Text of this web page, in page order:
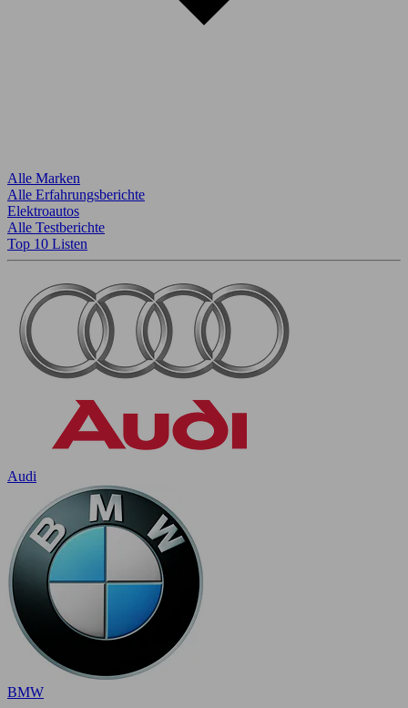
Alle Marken
Alle Erfahrungsberichte
Elektroautos
Alle Testberichte
Top 10 Listen
Audi
BMW